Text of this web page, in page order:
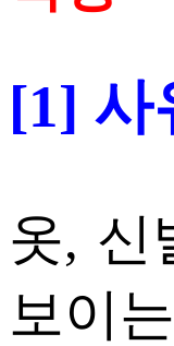
[1] 사
옷, 신
보이